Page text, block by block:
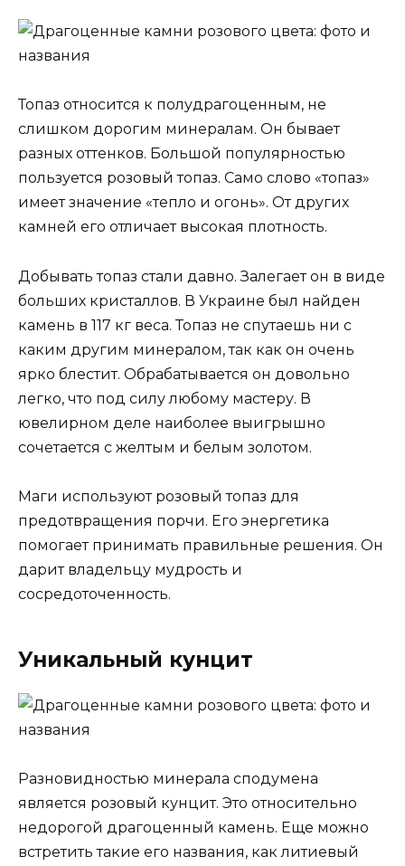
Топаз относится к полудрагоценным, не
слишком дорогим минералам. Он бывает
разных оттенков. Большой популярностью
пользуется розовый топаз. Само слово «топаз»
имеет значение «тепло и огонь». От других
камней его отличает высокая плотность.
Добывать топаз стали давно. Залегает он в виде
больших кристаллов. В Украине был найден
камень в 117 кг веса. Топаз не спутаешь ни с
каким другим минералом, так как он очень
ярко блестит. Обрабатывается он довольно
легко, что под силу любому мастеру. В
ювелирном деле наиболее выигрышно
сочетается с желтым и белым золотом.
Маги используют розовый топаз для
предотвращения порчи. Его энергетика
помогает принимать правильные решения. Он
дарит владельцу мудрость и
сосредоточенность.
Уникальный кунцит
Разновидностью минерала сподумена
является розовый кунцит. Это относительно
недорогой драгоценный камень. Еще можно
встретить такие его названия, как литиевый